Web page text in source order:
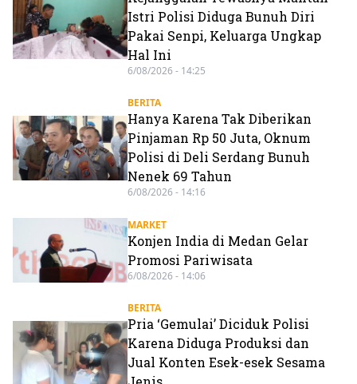
Istri Polisi Diduga Bunuh Diri
Pakai Senpi, Keluarga Ungkap
Hal Ini
6/08/2026 - 14:25
BERITA
Hanya Karena Tak Diberikan
Pinjaman Rp 50 Juta, Oknum
Polisi di Deli Serdang Bunuh
Nenek 69 Tahun
6/08/2026 - 14:16
MARKET
Konjen India di Medan Gelar
Promosi Pariwisata
6/08/2026 - 14:06
BERITA
Pria ‘Gemulai’ Diciduk Polisi
Karena Diduga Produksi dan
Jual Konten Esek-esek Sesama